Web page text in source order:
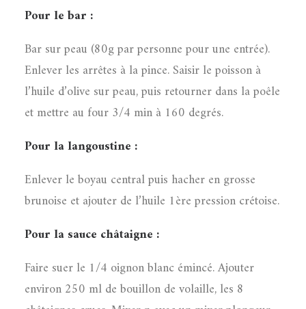
Pour le bar :
Bar sur peau (80g par personne pour une entrée).
Enlever les arrêtes à la pince. Saisir le poisson à
l’huile d’olive sur peau, puis retourner dans la poêle
et mettre au four 3/4 min à 160 degrés.
Pour la langoustine :
Enlever le boyau central puis hacher en grosse
brunoise et ajouter de l’huile 1ère pression crétoise.
Pour la sauce châtaigne :
Faire suer le 1/4 oignon blanc émincé. Ajouter
environ 250 ml de bouillon de volaille, les 8